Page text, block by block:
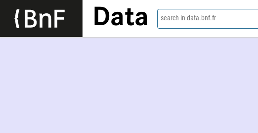
Data search in data.bnf.fr